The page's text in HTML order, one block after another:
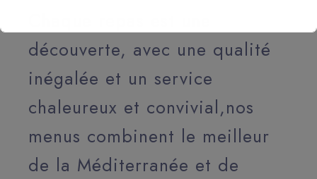
découverte, avec une qualité
inégalée et un service
chaleureux et convivial,nos
menus combinent le meilleur
de la Méditerranée et de